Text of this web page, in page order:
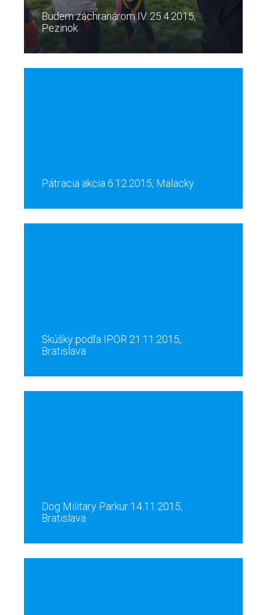
Budem záchranárom IV. 25.4.2015,
Pezinok
Pátracia akcia 6.12.2015, Malacky
Skúšky podľa IPOR 21.11.2015,
Bratislava
Dog Military Parkur 14.11.2015,
Bratislava